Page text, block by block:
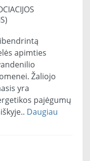
apimties
Žaliojo
yra
pajėgumų
Daugiau